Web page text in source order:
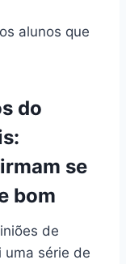
alunos que
do
se
bom
de
uma série de